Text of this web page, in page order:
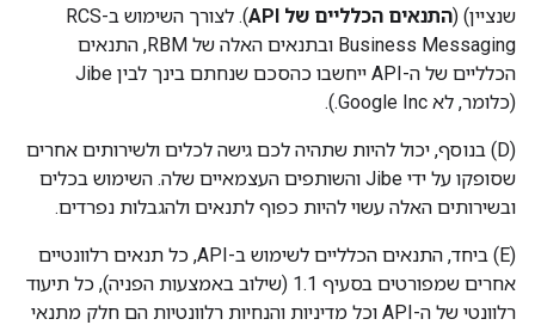
שנציין) (התנאים הכלליים של API
). לצורך השימוש ב-RCS
Business Messaging ובתנאים האלה של RBM, התנאים
הכלליים של ה-API ייחשבו כהסכם שנחתם בינך לבין Jibe
(כלומר, לא Google Inc.).
‫(D) בנוסף, יכול להיות שתהיה לכם גישה לכלים ולשירותים אחרים
שסופקו על ידי Jibe והשותפים העצמאיים שלה. השימוש בכלים
ובשירותים האלה עשוי להיות כפוף לתנאים ולהגבלות נפרדים.
‫(E) ביחד, התנאים הכלליים לשימוש ב-API, כל תנאים רלוונטיים
אחרים שמפורטים בסעיף 1.1 (שילוב באמצעות הפניה), כל תיעוד
רלוונטי של ה-API וכל מדיניות והנחיות רלוונטיות הם חלק מתנאי